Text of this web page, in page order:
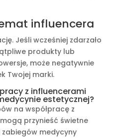
influencera
Jeśli wcześniej zdarzało
produkty lub
może negatywnie
Twojej marki.
z influencerami
estetycznej?
na współpracę z
przynieść świetne
medycyny